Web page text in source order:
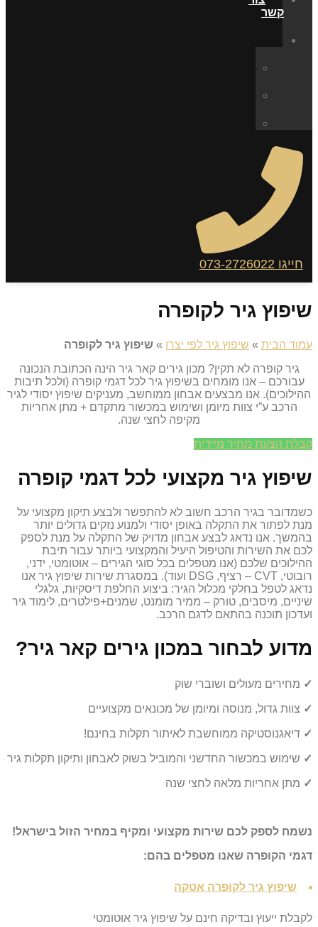
קשר
חייגו 073-2726022
שיפוץ גיר לקופרה
עמוד הבית » שיפוץ גיר לפי יצרן » שיפוץ גיר לקופרה
גיר קופרה לא תקין? מכון גירים קאר גיר הינה הכתובת הנכונה
עבורכם – אנו מומחים בשיפוץ גיר לכל דגמי קופרה (ולכל תיבות
ההילוכים). אנו מבצעים אבחון ממוחשב, מעניקים שיפוץ יסודי לגיר
הרכב ע”י צוות מיומן ושימוש במכשור מתקדם + מתן אחריות
מקיפה לחצי שנה.
קבלת הצעת מחיר מיידית
שיפוץ גיר מקצועי לכל דגמי קופרה
כשמדובר בגיר הרכב חשוב לא להתפשר ולבצע תיקון מקצועי על
מנת לפתור את התקלה באופן יסודי ולמנוע נזקים גדולים יותר
בהמשך. אנו נדאג לבצע אבחון מדויק של התקלה על מנת לספק
לכם את השירות והטיפול היעיל והמקצועי ביותר עבור תיבת
ההילוכים שלכם (אנו מטפלים בכל סוגי הגירים – אוטומטי, ידני,
רובוטי, CVT – רציף, DSG ועוד). במסגרת שירות שיפוץ גיר אנו
נדאג לטפל בחלקי מכלול הגיר: ביצוע החלפת דיסקיות, גלגלי
שיניים, מיסבים, טורק – ממיר מומנט, שמנים+פילטרים, לימוד גיר
ועדכון תוכנה בהתאם לדגם הרכב.
מדוע לבחור במכון גירים קאר גיר?
✓ מחירים מעולים ושוברי שוק
✓ צוות גדול, מנוסה ומיומן של מכונאים מקצועיים
✓ דיאגנוסטיקה ממוחשבת לאיתור תקלות בחינם!
✓ שימוש במכשור החדשני והמוביל בשוק לאבחון ותיקון תקלות גיר
✓ מתן אחריות מלאה לחצי שנה
נשמח לספק לכם שירות מקצועי ומקיף במחיר הזול בישראל!
דגמי הקופרה שאנו מטפלים בהם:
שיפוץ גיר לקופרה אטקה
לקבלת ייעוץ ובדיקה חינם על שיפוץ גיר אוטומטי